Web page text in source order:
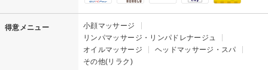
得意メニュー
小顔マッサージ
リンパマッサージ・リンパドレナージュ
オイルマッサージ
ヘッドマッサージ・スパ
その他(リラク)